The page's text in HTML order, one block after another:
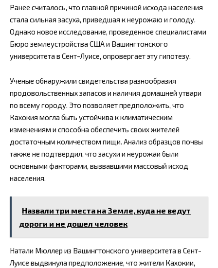
Ранее считалось, что главной причиной исхода населения
стала сильная засуха, приведшая к неурожаю и голоду.
Однако новое исследование, проведенное специалистами
Бюро землеустройства США и Вашингтонского
университета в Сент-Луисе, опровергает эту гипотезу.
Ученые обнаружили свидетельства разнообразия
продовольственных запасов и наличия домашней утвари
по всему городу. Это позволяет предположить, что
Кахокия могла быть устойчива к климатическим
изменениям и способна обеспечить своих жителей
достаточным количеством пищи. Анализ образцов почвы
также не подтвердил, что засухи и неурожаи были
основными факторами, вызвавшими массовый исход
населения.
Назвали три места на Земле, куда не ведут
дороги и не дошел человек
Натали Мюллер из Вашингтонского университета в Сент-
Луисе выдвинула предположение, что жители Кахокии,